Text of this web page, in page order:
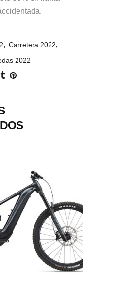
, Carretera 2022,
2022